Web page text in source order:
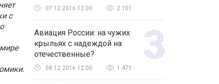
с
07.12.2016 12:00 2 101
Авиация России: на чужих
крыльях с надеждой на
отечественные?
08.12.2016 12:00 1 471